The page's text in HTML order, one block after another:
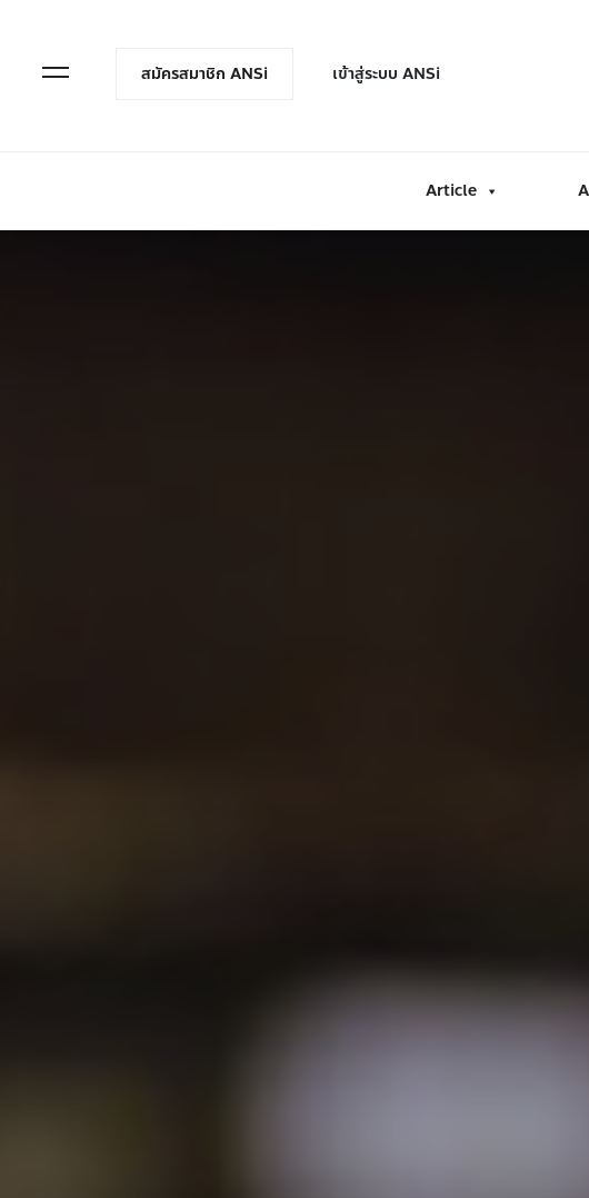
Open Menuสมัครสมาชิก ANSi เข้าสู่ระบบ ANSi
Article